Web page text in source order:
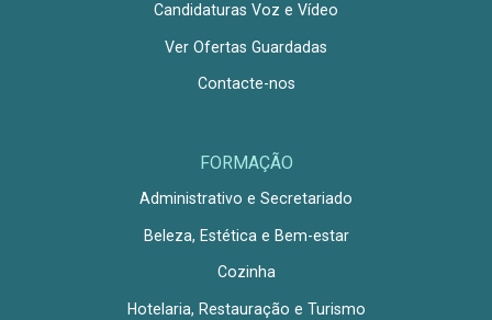
Candidaturas Voz e Vídeo
Ver Ofertas Guardadas
Contacte-nos
FORMAÇÃO
Administrativo e Secretariado
Beleza, Estética e Bem-estar
Cozinha
Hotelaria, Restauração e Turismo